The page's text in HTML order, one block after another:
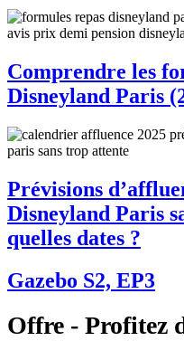
Comprendre les
Disneyland Paris
Prévisions
Disneyland Paris
quelles dates ?
Gazebo S2, EP3
Offre - Profitez